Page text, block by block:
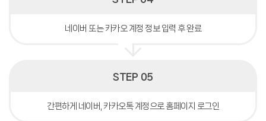
네이버 또는 카카오 계정 정보 입력 후 완료
STEP 05
간편하게 네이버, 카카오톡 계정으로 홈페이지 로그인